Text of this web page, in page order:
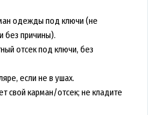
одежды под ключи (не
без причины).
отсек под ключи, без
если не в ушах.
свой карман/отсек; не кладите